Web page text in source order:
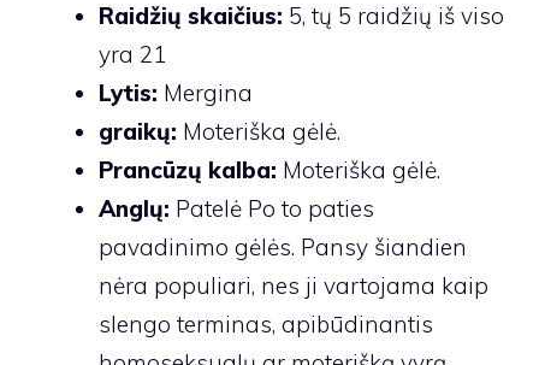
Raidžių skaičius: 5, tų 5 raidžių iš viso
yra 21
Lytis: Mergina
graikų: Moteriška gėlė.
Prancūzų kalba: Moteriška gėlė.
Anglų: Patelė Po to paties
pavadinimo gėlės. Pansy šiandien
nėra populiari, nes ji vartojama kaip
slengo terminas, apibūdinantis